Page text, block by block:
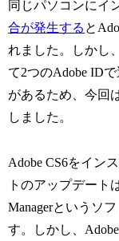
同じパソコンにイ
合が発生する と
れました。しかし
て2つのAdobe ID
があるため、今回
しました。
Adobe CS6をイン
トのアップデート
Managerというソ
す。しかし、